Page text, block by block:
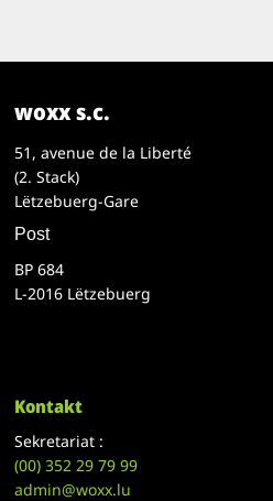
woxx s.c.
51, avenue de la Liberté
(2. Stack)
Lëtzebuerg-Gare
Post
BP 684
L-2016 Lëtzebuerg
Kontakt
Sekretariat :
(00)352 29 79 99
admin@woxx.lu